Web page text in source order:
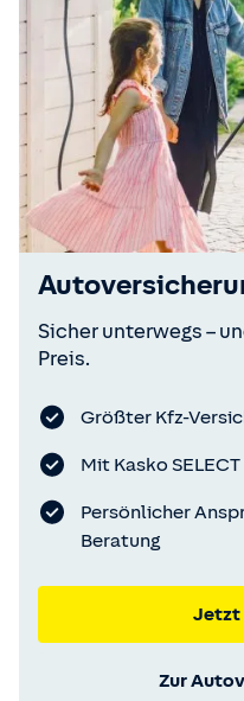
Sicher unterwegs –
Preis.
Größter Kfz-
Mit Kasko SELECT
Persönlicher
Beratung
Jetzt
Zur